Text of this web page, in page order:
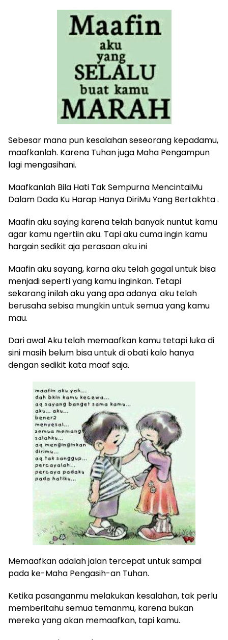
Sebesar mana pun kesalahan seseorang kepadamu,
maafkanlah. Karena Tuhan juga Maha Pengampun
lagi mengasihani.
Maafkanlah Bila Hati Tak Sempurna MencintaiMu
Dalam Dada Ku Harap Hanya DiriMu Yang Bertakhta .
Maafin aku saying karena telah banyak nuntut kamu
agar kamu ngertiin aku. Tapi aku cuma ingin kamu
hargain sedikit aja perasaan aku ini
Maafin aku sayang, karna aku telah gagal untuk bisa
menjadi seperti yang kamu inginkan. Tetapi
sekarang inilah aku yang apa adanya. aku telah
berusaha sebisa mungkin untuk semua yang kamu
mau.
Dari awal Aku telah memaafkan kamu tetapi luka di
sini masih belum bisa untuk di obati kalo hanya
dengan sedikit kata maaf saja.
Memaafkan adalah jalan tercepat untuk sampai
pada ke-Maha Pengasih-an Tuhan.
Ketika pasanganmu melakukan kesalahan, tak perlu
memberitahu semua temanmu, karena bukan
mereka yang akan memaafkan, tapi kamu.